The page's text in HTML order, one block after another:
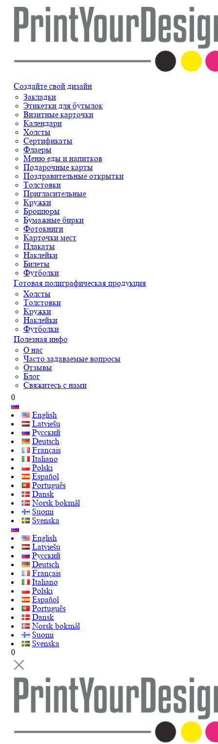
Создайте свой дизайн
Закладки
Этикетки для бутылок
Визитные карточки
Календари
Холсты
Сертификаты
Флаеры
Меню еды и напитков
Подарочные карты
Поздравительные открытки
Толстовки
Пригласительные
Кружки
Брошюры
Бумажные бирки
Фотокниги
Карточки мест
Плакаты
Наклейки
Билеты
Футболки
Готовая полиграфическая продукция
Холсты
Толстовки
Кружки
Наклейки
Футболки
Полезная инфо
О нас
Часто задаваемые вопросы
Отзывы
Блог
Свяжитесь с нами
0
English
Latviešu
Русский
Deutsch
Français
Italiano
Polski
Español
Português
Dansk
Norsk bokmål
Suomi
Svenska
English
Latviešu
Русский
Deutsch
Français
Italiano
Polski
Español
Português
Dansk
Norsk bokmål
Suomi
Svenska
0